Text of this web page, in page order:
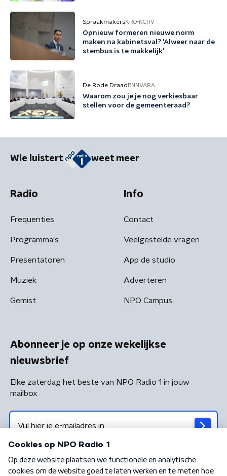
SpraakmakersKRO-NCRV
Opnieuw formeren nieuwe norm
maken na kabinetsval? 'Alweer naar de
stembus is te makkelijk'
De Rode Draad BNNVARA
Waarom zou je je nog verkiesbaar
stellen voor de gemeenteraad?
Wie luistert weet meer
Radio
Frequenties
Programma's
Presentatoren
Muziek
Gemist
Info
Contact
Veelgestelde vragen
App de studio
Adverteren
NPO Campus
Abonneer je op onze wekelijkse
nieuwsbrief
Elke zaterdag het beste van NPO Radio 1 in jouw
mailbox